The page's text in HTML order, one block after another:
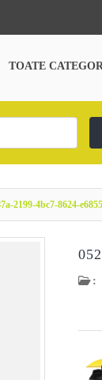
TOATE
2199-4bc7-8624-
: